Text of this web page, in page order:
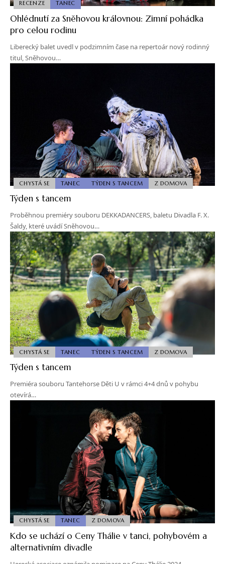
RECENZE TANEC
Ohlédnutí za Sněhovou královnou: Zimní pohádka
pro celou rodinu
Liberecký balet uvedl v podzimním čase na repertoár nový rodinný
titul, Sněhovou…
CHYSTÁ SE TANEC TÝDEN S TANCEM Z DOMOVA
Týden s tancem
Proběhnou premiéry souboru DEKKADANCERS, baletu Divadla F. X.
Šaldy, které uvádí Sněhovou…
CHYSTÁ SE TANEC TÝDEN S TANCEM Z DOMOVA
Týden s tancem
Premiéra souboru Tantehorse Děti U v rámci 4+4 dnů v pohybu
otevírá…
CHYSTÁ SE TANEC Z DOMOVA
Kdo se uchází o Ceny Thálie v tanci, pohybovém a
alternativním divadle